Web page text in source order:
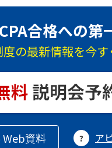
合格への第
の最新情報を今す
Web資料 ア